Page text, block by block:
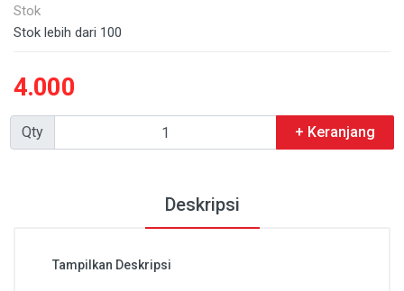
Stok
Stok lebih dari 100
4.000
Qty + Keranjang
Deskripsi
Tampilkan Deskripsi